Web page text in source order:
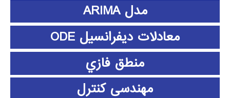
مدل ARIMA
معادلات دیفرانسیل ODE
منطق فازي
مهندسی کنترل